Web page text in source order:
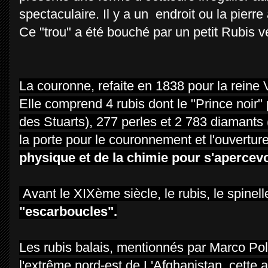
spectaculaire. Il y a un endroit ou la
Ce "trou" a été bouché par un petit Rubis
La couronne, refaite en 1838 pour la
Elle comprend 4 rubis dont le "Prince
des Stuarts), 277 perles et 2 783
la porte pour le couronnement et
physique et de la chimie pour
Avant le XIXème siècle, le rubis, le
"escarboucles".
Les rubis balais, mentionnés par Marco